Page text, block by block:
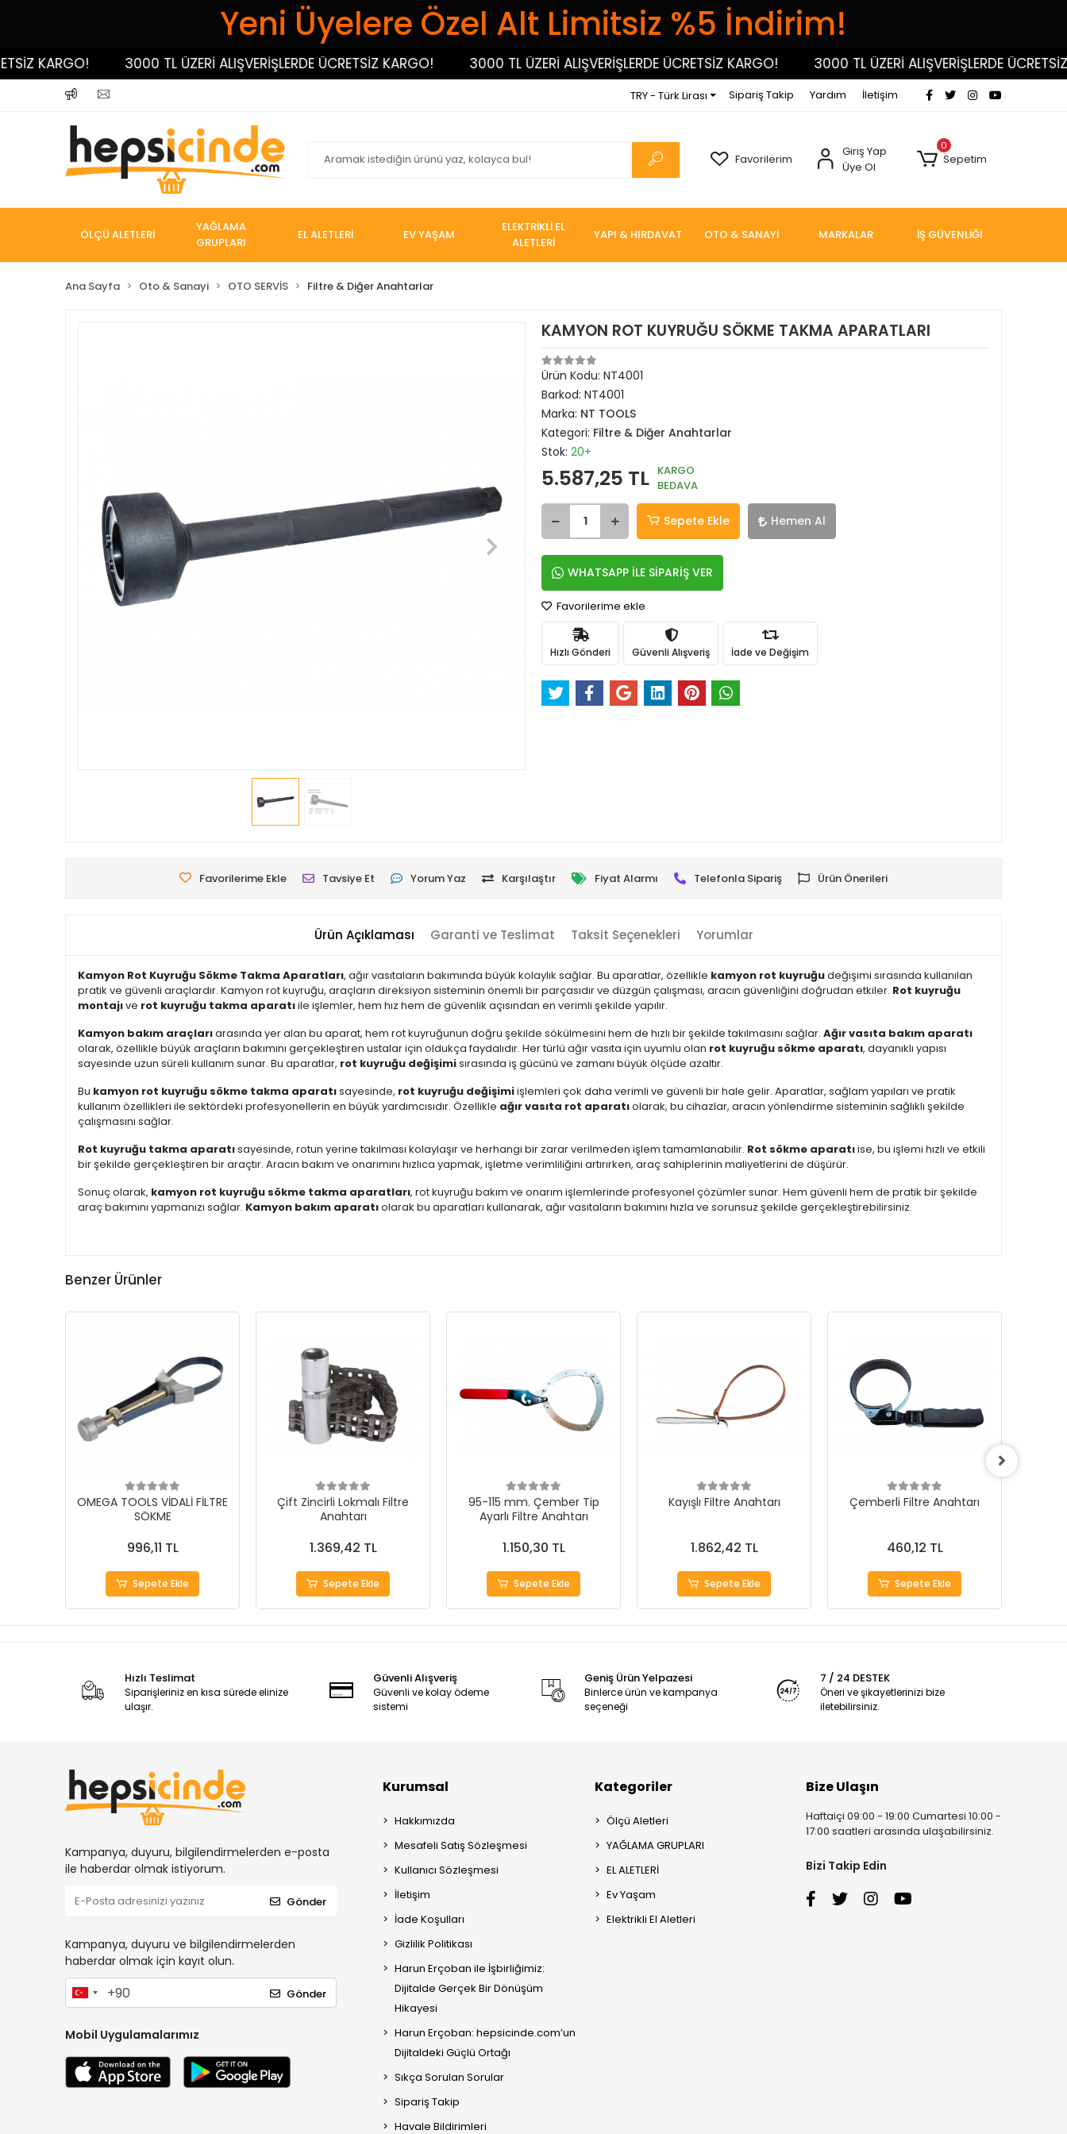
Yeni Üyelere Özel Alt Limitsiz %5 İndirim!
KARGO! 3000 TL ÜZERİ ALIŞVERİŞLERDE ÜCRETSİZ KARGO! 3000 TL ÜZERİ ALIŞVERİŞLERDE ÜCRETSİZ KARGO! 3000 TL ÜZERİ ALIŞVERİŞLERDE ÜCRETSİZ
TRY - Türk Lirası Sipariş Takip Yardım İletişim
Favorilerim
Giriş Yap
Üye Ol
0
Sepetim
ÖLÇÜ ALETLERİ
YAĞLAMA
GRUPLARI
EL ALETLERİ EV YAŞAM
ELEKTRİKLİ EL
ALETLERİ
YAPI & HIRDAVAT OTO & SANAYİ MARKALAR İŞ GÜVENLİĞİ
Ana Sayfa Oto & Sanayi OTO SERVİS Filtre & Diğer Anahtarlar
KAMYON ROT KUYRUĞU SÖKME TAKMA APARATLARI
Ürün Kodu: NT4001
Barkod: NT4001
Marka: NT TOOLS
Kategori: Filtre & Diğer Anahtarlar
Stok: 20+
5.587,25 TL KARGO
BEDAVA
Sepete Ekle Hemen Al
WHATSAPP İLE SİPARİŞ VER
Favorilerime ekle
Hızlı Gönderi Güvenli Alışveriş İade ve Değişim
Favorilerime Ekle Tavsiye Et Yorum Yaz Karşılaştır Fiyat Alarmı Telefonla Sipariş Ürün Önerileri
Ürün Açıklaması Garanti ve Teslimat Taksit Seçenekleri Yorumlar
Kamyon Rot Kuyruğu Sökme Takma Aparatları, ağır vasıtaların bakımında büyük kolaylık sağlar. Bu aparatlar, özellikle kamyon rot kuyruğudeğişimi sırasında kullanılan
pratik ve güvenli araçlardır. Kamyon rot kuyruğu, araçların direksiyon sisteminin önemli bir parçasıdır ve düzgün çalışması, aracın güvenliğini doğrudan etkiler. Rot kuyruğu
montajıve rot kuyruğu takma aparatıile işlemler, hem hız hem de güvenlik açısından en verimli şekilde yapılır.
Kamyon bakım araçlarıarasında yer alan bu aparat, hem rot kuyruğunun doğru şekilde sökülmesini hem de hızlı bir şekilde takılmasını sağlar. Ağır vasıta bakım aparatı
olarak, özellikle büyük araçların bakımını gerçekleştiren ustalar için oldukça faydalıdır. Her türlü ağır vasıta için uyumlu olan rot kuyruğu sökme aparatı, dayanıklı yapısı
sayesinde uzun süreli kullanım sunar. Bu aparatlar, rot kuyruğu değişimisırasında iş gücünü ve zamanı büyük ölçüde azaltır.
Bu kamyon rot kuyruğu sökme takma aparatısayesinde, rot kuyruğu değişimiişlemleri çok daha verimli ve güvenli bir hale gelir. Aparatlar, sağlam yapıları ve pratik
kullanım özellikleri ile sektördeki profesyonellerin en büyük yardımcısıdır. Özellikle ağır vasıta rot aparatıolarak, bu cihazlar, aracın yönlendirme sisteminin sağlıklı şekilde
çalışmasını sağlar.
Rot kuyruğu takma aparatısayesinde, rotun yerine takılması kolaylaşır ve herhangi bir zarar verilmeden işlem tamamlanabilir. Rot sökme aparatıise, bu işlemi hızlı ve etkili
bir şekilde gerçekleştiren bir araçtır. Aracın bakım ve onarımını hızlıca yapmak, işletme verimliliğini artırırken, araç sahiplerinin maliyetlerini de düşürür.
Sonuç olarak, kamyon rot kuyruğu sökme takma aparatları, rot kuyruğu bakım ve onarım işlemlerinde profesyonel çözümler sunar. Hem güvenli hem de pratik bir şekilde
araç bakımını yapmanızı sağlar. Kamyon bakım aparatıolarak bu aparatları kullanarak, ağır vasıtaların bakımını hızla ve sorunsuz şekilde gerçekleştirebilirsiniz.
Benzer Ürünler
OMEGA TOOLS VİDALİ FİLTRE
SÖKME
996,11 TL
Sepete Ekle
Çift Zincirli Lokmalı Filtre
Anahtarı
1.369,42 TL
Sepete Ekle
95-115 mm. Çember Tip
Ayarlı Filtre Anahtarı
1.150,30 TL
Sepete Ekle
Kayışlı Filtre Anahtarı
1.862,42 TL
Sepete Ekle
Çemberli Filtre Anahtarı
460,12 TL
Sepete Ekle
Hızlı Teslimat
Siparişleriniz en kısa sürede elinize
ulaşır.
Güvenli Alışveriş
Güvenli ve kolay ödeme
sistemi
Geniş Ürün Yelpazesi
Binlerce ürün ve kampanya
seçeneği
7 / 24 DESTEK
Öneri ve şikayetlerinizi bize
iletebilirsiniz.
Kampanya, duyuru, bilgilendirmelerden e-posta
ile haberdar olmak istiyorum.
Gönder
Kampanya, duyuru ve bilgilendirmelerden
haberdar olmak için kayıt olun.
Gönder
Mobil Uygulamalarımız
Kurumsal
Hakkımızda
Mesafeli Satış Sözleşmesi
Kullanıcı Sözleşmesi
İletişim
İade Koşulları
Gizlilik Politikası
Harun Erçoban ile İşbirliğimiz:
Dijitalde Gerçek Bir Dönüşüm
Hikayesi
Harun Erçoban: hepsicinde.com’un
Dijitaldeki Güçlü Ortağı
Sıkça Sorulan Sorular
Sipariş Takip
Havale Bildirimleri
Kategoriler
Ölçü Aletleri
YAĞLAMA GRUPLARI
EL ALETLERİ
Ev Yaşam
Elektrikli El Aletleri
Bize Ulaşın
Haftaiçi 09:00 - 19:00 Cumartesi 10:00 -
17:00 saatleri arasında ulaşabilirsiniz.
Bizi Takip Edin